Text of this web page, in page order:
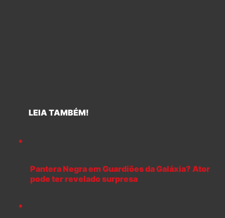
LEIA TAMBÉM!
Pantera Negra em Guardiões da Galáxia? Ator
pode ter revelado surpresa